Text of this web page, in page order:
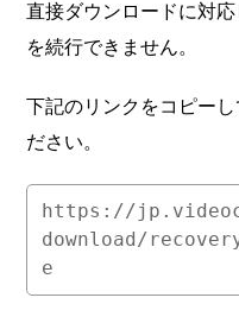
直接ダウンロードに対
を続行できません。
下記のリンクをコピー
ださい。